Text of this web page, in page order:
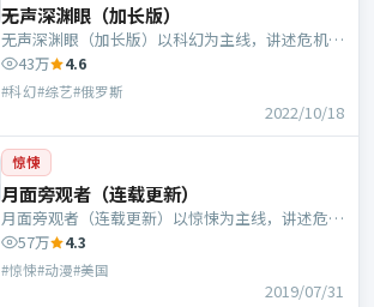
无声深渊眼（加长版）
无声深渊眼（加长版）以科幻为主线，讲述危机中
的抉择与人物成长；俄罗斯班底，申奥执导，张曼
玉、奥黛丽·塔图等主演。
43万 4.6
#科幻#综艺#俄罗斯
2022/10/18
惊悚
月面旁观者（连载更新）
月面旁观者（连载更新）以惊悚为主线，讲述危机
中的抉择与人物成长；美国班底，路阳执导，汤
唯、周迅等主演。
57万 4.3
#惊悚#动漫#美国
2019/07/31